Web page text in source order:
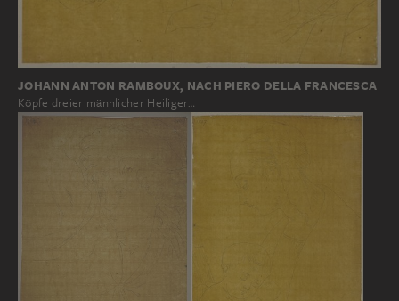
JOHANN ANTON RAMBOUX, NACH PIERO DELLA FRANCESCA
Köpfe dreier männlicher Heiliger…